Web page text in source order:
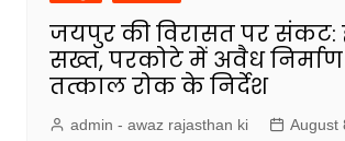
जयपुर की विरासत पर संकट:
सख्त, परकोटे में अवैध
तत्काल रोक के निर्देश
admin - awaz rajasthan ki
August